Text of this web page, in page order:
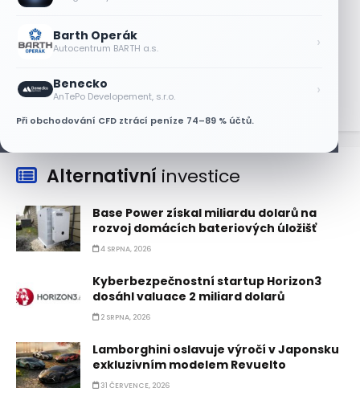
Barth Operák
Autocentrum BARTH a.s. ›
Benecko
AnTePo Developement, s.r.o. ›
Při obchodování CFD ztrácí peníze 74–89 % účtů.
Akcie SK Hynix stoupají, investoři sázejí
na plán výplaty dividend
Alternativní investice
Base Power získal miliardu dolarů na
rozvoj domácích bateriových úložišť
4 SRPNA, 2026
Kyberbezpečnostní startup Horizon3
dosáhl valuace 2 miliard dolarů
2 SRPNA, 2026
Lamborghini oslavuje výročí v Japonsku
exkluzivním modelem Revuelto
31 ČERVENCE, 2026